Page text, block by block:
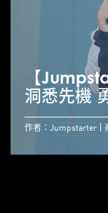
【
洞悉先機
作者：Jumpstarter